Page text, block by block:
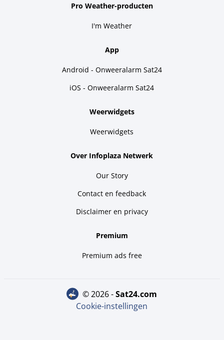
Pro Weather-producten
I'm Weather
App
Android - Onweeralarm Sat24
iOS - Onweeralarm Sat24
Weerwidgets
Weerwidgets
Over Infoplaza Netwerk
Our Story
Contact en feedback
Disclaimer en privacy
Premium
Premium ads free
© 2026 - sat24.com
Cookie-instellingen